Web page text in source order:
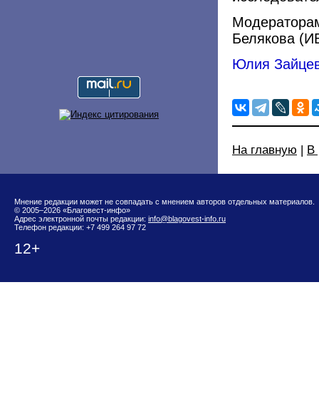
Белякова
Юлия
На главную | В
Мнение редакции может не совпадать с мнением авторов отдельных материалов.
© 2005–2026 «Благовест-инфо»
Адрес электронной почты редакции: info@blagovest-info.ru
Телефон редакции: +7 499 264 97 72
12+